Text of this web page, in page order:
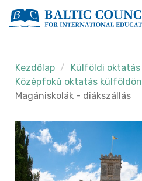
Kezdőlap
Külföldi oktatás
Középfokú oktatás külföldön
Magániskolák - diákszállás